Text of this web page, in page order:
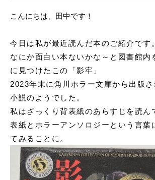
申込書ダウンロード
ウェブ入居申込
こんにちは、田中です！
今日は私が最近読んだ本のご紹介です。
なにか面白い本ないかな～と図書館内
に見つけたこの「影牢」
2023年末に角川ホラー文庫から出版
小説のようでした。
私はざっくり背表紙のあらすじを読ん
表紙とホラーアンソロジーという言葉
てみることに。